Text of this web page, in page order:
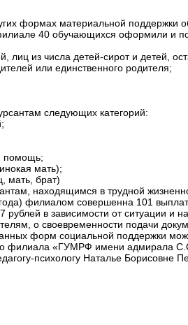
формах материальной
40 обучающихся оформили и
из числа детей-сирот и детей,
или единственного родителя;
следующих категорий:
помощь;
мать);
мать, брат)
находящимся в трудной
филиалом совершенна 101
в зависимости от ситуации и
о своевременности подачи
форм социальной поддержки
филиала «ГУМРФ имени адмирала
психологу Наталье Борисовне